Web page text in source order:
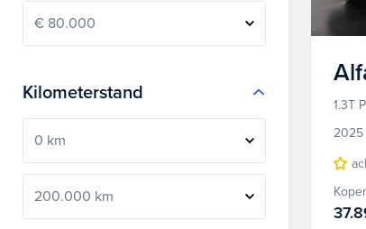
Kilometerstand
1.3T
2025